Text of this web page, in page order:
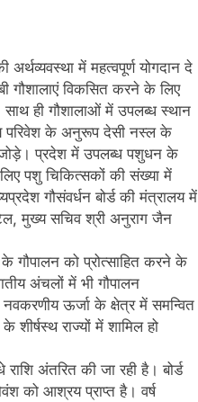
में महत्वपूर्ण योगदान दे
गौशालाएं विकसित करने के लिए
साथ ही गौशालाओं में उपलब्ध स्थान
परिवेश के अनुरूप देसी नस्ल के
जोड़े। प्रदेश में उपलब्ध पशुधन के
पशु चिकित्सकों की संख्या में
गौसंवर्धन बोर्ड की मंत्रालय में
मुख्य सचिव श्री अनुराग जैन
गौपालन को प्रोत्साहित करने के
अंचलों में भी गौपालन
ऊर्जा के क्षेत्र में समन्वित
राज्यों में शामिल हो
अंतरित की जा रही है। बोर्ड
को आश्रय प्राप्त है। वर्ष